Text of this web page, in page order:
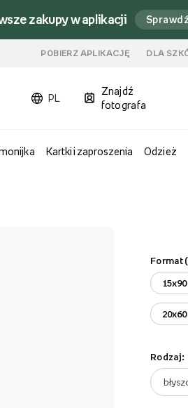
zakupy w aplikacji
POBIERZ APLIKACJĘ DLA
PL
Znajdź
fotografa
Kartki i zaproszenia Odzież
Format
15x90
20x60
Rodzaj: